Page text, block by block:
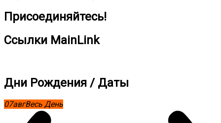
Присоединяйтесь!
Ссылки MainLink
Дни Рождения / Даты
07авгВесь День